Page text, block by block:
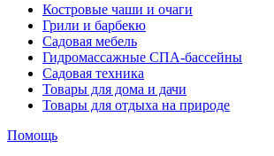
Костровые чаши и очаги
Грили и барбекю
Садовая мебель
Гидромассажные СПА-бассейны
Садовая техника
Товары для дома и дачи
Товары для отдыха на природе
Помощь